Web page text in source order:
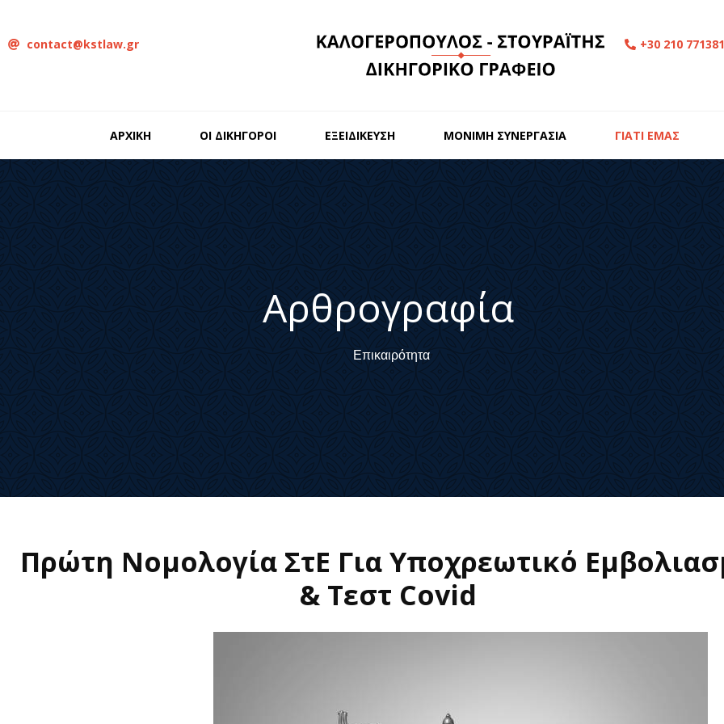
contact@kstlaw.gr +30 210
ΑΡΧΙΚΗ ΟΙ ΔΙΚΗΓΟΡΟΙ ΕΞΕΙΔΙΚΕΥΣΗ ΜΟΝΙΜΗ ΣΥΝΕΡΓΑΣΙΑ ΓΙΑΤΙ ΕΜΑΣ
Αρθρογραφία
Επικαιρότητα
Πρώτη Νομολογία ΣτΕ Για Υποχρεωτικό
& Τεστ Covid